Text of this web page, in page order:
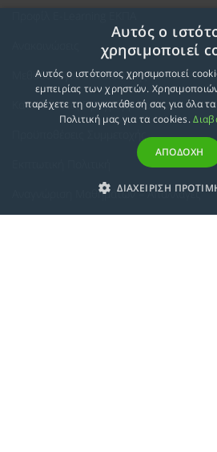
Μεθοδολογία Εκπαίδευσης
Κατευθύνσεις Προγραμμάτων
Προϋποθέσεις Συμμετοχής
Αναγνώριση Μαθημάτων – Απαλλαγές
Αυτός ο
χρησιμοποιεί
Αυτός ο ιστότοπος χρησιμοποιεί
εμπειρίας των χρηστών.
παρέχετε τη συγκατάθεσή σας για όλα
Πολιτική μας για τα cookies.
ΑΠΟΔΟΧΗ
ΔΙΑΧΕΙΡΙΣΗ